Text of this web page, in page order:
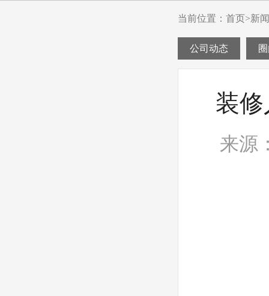
当前位置： 首页>新
公司动态
装
来源